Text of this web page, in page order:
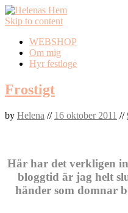
Skip to content
WEBSHOP
Om mig
Hyr festloge
Frostigt
by Helena // 16 oktober 2011 //
Här har det verkligen
bloggtid är jag helt
händer som domnar